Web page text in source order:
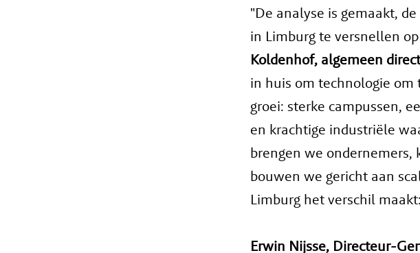
"De analyse is gemaakt,
in Limburg te versnellen
Koldenhof, algemeen
in huis om technologie om
groei: sterke campussen,
en krachtige industriële
brengen we
bouwen we gericht aan
Limburg het verschil
Erwin Nijsse, Directeur-